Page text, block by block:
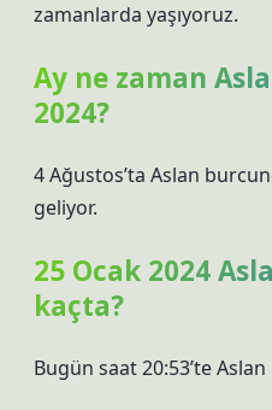
zamanlarda yaşıyoruz.
Ay ne zaman
2024?
4 Ağustos’ta Aslan
geliyor.
25 Ocak 2024
kaçta?
Bugün saat 20:53’te